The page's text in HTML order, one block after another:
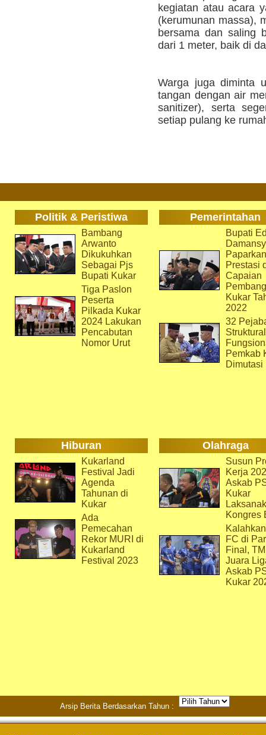
kegiatan atau acara
(kerumunan massa),
bersama dan saling
dari 1 meter, baik di
Warga juga diminta
tangan dengan air
sanitizer), serta
setiap pulang ke
Politik & Peristiwa Pemerintahan
Bambang
Arwanto
Dikukuhkan
Sebagai Pjs
Bupati Kukar
Tiga Paslon
Peserta
Pilkada Kukar
2024 Lakukan
Pencabutan
Nomor Urut
Bupati
Paparkan
Prestasi
Capaian
Kukar
2022
32
Pemkab
Dimutasi
Hiburan Olahraga
Kukarland
Festival Jadi
Agenda
Tahunan di
Kukar
Ada
Pemecahan
Rekor MURI di
Kukarland
Festival 2023
Susun
Kerja
Askab
Kukar
Kongres
FC di
Final,
Juara
Askab
Kukar
Arsip Berita Berdasarkan Tahun :